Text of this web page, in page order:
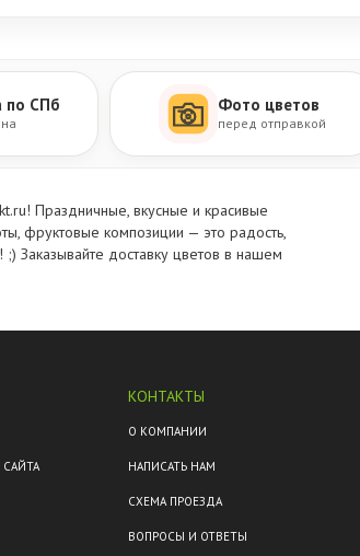
по СПб Фото цветов
перед отправкой
Праздничные, вкусные и красивые
фруктовые композиции — это радость,
Заказывайте доставку цветов в нашем
КОНТАКТЫ
О КОМПАНИИ
НАПИСАТЬ НАМ
СХЕМА ПРОЕЗДА
ВОПРОСЫ И ОТВЕТЫ